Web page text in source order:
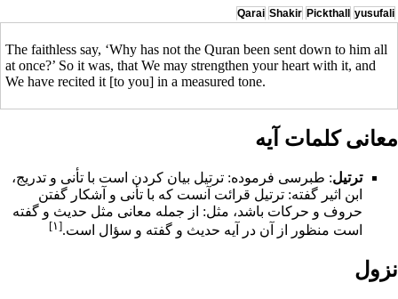
Qarai Shakir Pickthall yusufali
The faithless say, ‘Why has not the Quran been sent down to him all
at once?’ So it was, that We may strengthen your heart with it, and
We have recited it [to you] in a measured tone.
معانی کلمات آیه
ترتيل: طبرسى فرموده: ترتيل بيان كردن است با تأنى و تدريج،
ابن اثير گفته: ترتيل قرائت آنست كه با تأنى و آشكار گفتن
حروف و حركات باشد، مثل: از جمله معانى مثل حديث و گفته
است منظور از آن در آيه حديث و گفته و سؤال است.[۱]
نزول